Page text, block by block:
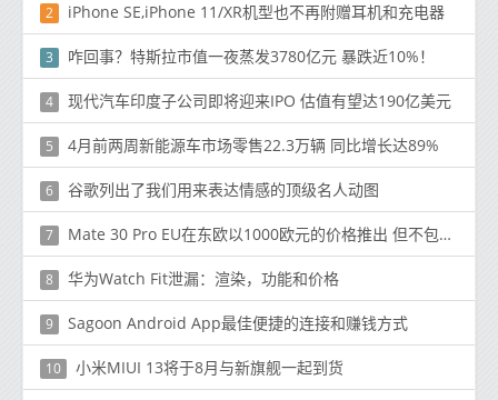
2 iPhone SE,iPhone 11/XR机型也不再附赠耳机和充电器
3 咋回事？特斯拉市值一夜蒸发3780亿元 暴跌近10%！
4 现代汽车印度子公司即将迎来IPO 估值有望达190亿美元
5 4月前两周新能源车市场零售22.3万辆 同比增长达89%
6 谷歌列出了我们用来表达情感的顶级名人动图
7 Mate 30 Pro EU在东欧以1000欧元的价格推出 但不包含GMS
8 华为Watch Fit泄漏：渲染，功能和价格
9 Sagoon Android App最佳便捷的连接和赚钱方式
10 小米MIUI 13将于8月与新旗舰一起到货